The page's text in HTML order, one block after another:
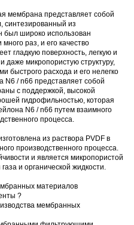
мембрана представляет собой
из
был широко использован
раз, и его качество
гладкую поверхность, легкую и
даже микропористую структуру,
быстрого расхода и его нелегко
/ n66 представляет собой
с поддержкой, высокой
гидрофильностью, которая
N6 / n66 путем взаимного
процесса.
из раствора PVDF в
производственного процесса.
и является микропористой
и органической жидкости.
материалов
?
мембранных